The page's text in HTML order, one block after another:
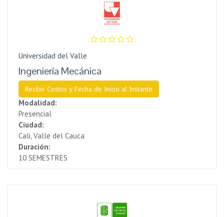
Universidad del Valle
Ingeniería Mecánica
Recibir Costos y Fecha de Inicio al Instante
Modalidad:
Presencial
Ciudad:
Cali, Valle del Cauca
Duración:
10 SEMESTRES